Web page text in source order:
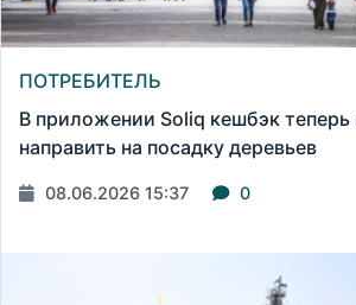
ПОТРЕБИТЕЛЬ
В приложении Soliq кешбэк
направить на посадку деревьев
08.06.2026 15:37 0